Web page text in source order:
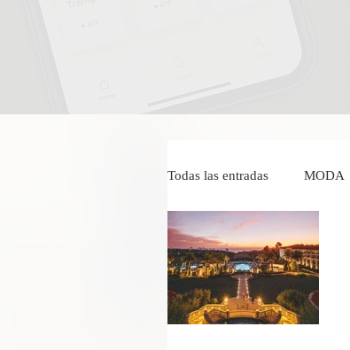
Todas las entradas MODA
IMAGEN Y BELLEZA
Dr Federico Baena Q